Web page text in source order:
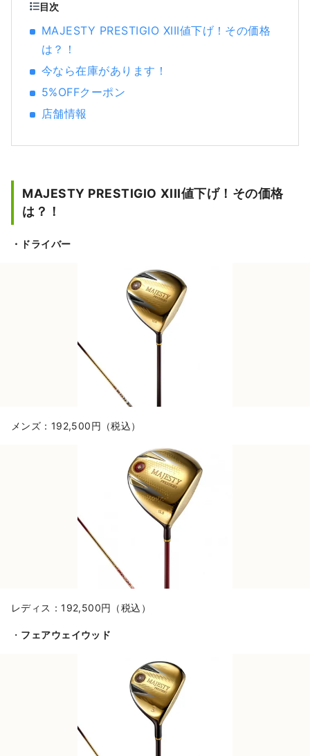
目次
MAJESTY PRESTIGIO XIII値下げ！その価格
は？！
今なら在庫があります！
5%OFFクーポン
店舗情報
MAJESTY PRESTIGIO XIII値下げ！その価格
は？！
・ドライバー
メンズ：192,500円（税込）
レディス：192,500円（税込）
・ フェアウェイウッド